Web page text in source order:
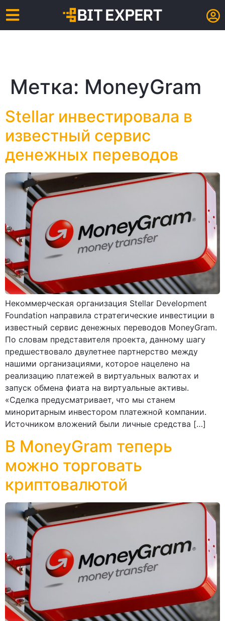
Метка: MoneyGram
Stellar инвестировала в
известный сервис
денежных переводов
Некоммерческая организация Stellar Development
Foundation направила стратегические инвестиции в
известный сервис денежных переводов MoneyGram.
По словам представителя проекта, данному шагу
предшествовало двулетнее партнерство между
нашими организациями, которое нацелено на
реализацию платежей в виртуальных валютах и
запуск обмена фиата на виртуальные активы.
«Сделка предусматривает, что мы станем
миноритарным инвестором платежной компании.
Источником вложений были личные средства […]
В MoneyGram теперь
можно торговать
криптовалютой